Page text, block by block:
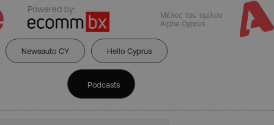
Powered by:
Μέλος του ομίλου
Alpha Cyprus
Newsauto CY Hello Cyprus
Podcasts